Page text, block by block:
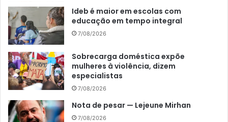
Ideb é maior em escolas com
educação em tempo integral
7/08/2026
Sobrecarga doméstica expõe
mulheres à violência, dizem
especialistas
7/08/2026
Nota de pesar — Lejeune Mirhan
7/08/2026